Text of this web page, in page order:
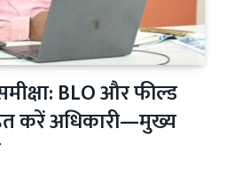
BLO और फील्ड
करें अधिकारी—मुख्य